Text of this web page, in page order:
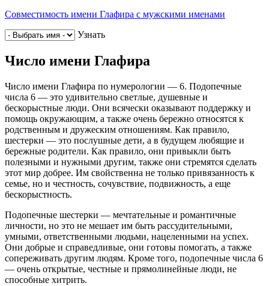
Совместимость имени Глафира с мужскими именами
Узнать
Число имени Глафира
Число имени Глафира по нумерологии — 6. Подопечные
числа 6 — это удивительно светлые, душевные и
бескорыстные люди. Они всячески оказывают поддержку и
помощь окружающим, а также очень бережно относятся к
родственным и дружеским отношениям. Как правило,
шестерки — это послушные дети, а в будущем любящие и
бережные родители. Как правило, они привыкли быть
полезными и нужными другим, также они стремятся сделать
этот мир добрее. Им свойственна не только привязанность к
семье, но и честность, сочувствие, подвижность, а еще
бескорыстность.
Подопечные шестерки — мечтательные и романтичные
личности, но это не мешает им быть рассудительными,
умными, ответственными людьми, нацеленными на успех.
Они добрые и справедливые, они готовы помогать, а также
сопереживать другим людям. Кроме того, подопечные числа 6
— очень открытые, честные и прямолинейные люди, не
способные хитрить.